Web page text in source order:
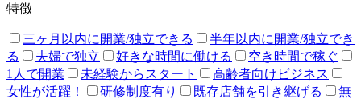
特徴
三ヶ月以内に開業/独立できる
半年以内に開業/独立でき
る
夫婦で独立 好きな時間に働ける
空き時間で稼ぐ
1人で開業
未経験からスタート
高齢者向けビジネス
女性が活躍！
研修制度有り 既存店舗を引き継げる
無